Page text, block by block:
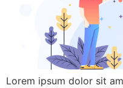
Lorem ipsum dolor sit